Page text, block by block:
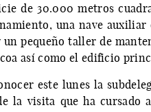
de 30.000 metros
una nave
un pequeño taller de
así como el edificio
este lunes la
la visita que ha cursado